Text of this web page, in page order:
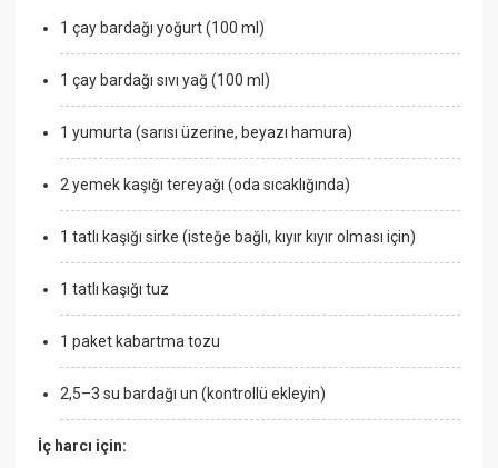
1 çay bardağı yoğurt (100 ml)
1 çay bardağı sıvı yağ (100 ml)
1 yumurta (sarısı üzerine, beyazı hamura)
2 yemek kaşığı tereyağı (oda sıcaklığında)
1 tatlı kaşığı sirke (isteğe bağlı, kıyır kıyır olması için)
1 tatlı kaşığı tuz
1 paket kabartma tozu
2,5–3 su bardağı un (kontrollü ekleyin)
İç harcı için: